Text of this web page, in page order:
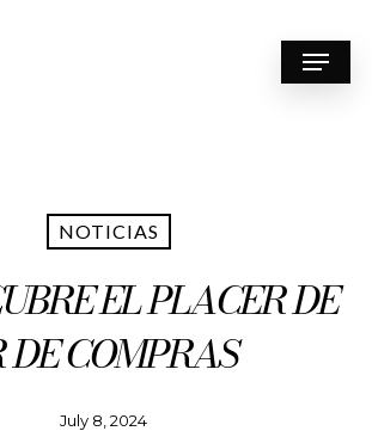
Menu
NOTICIAS
EL PLACER DE
DE COMPRAS
July 8, 2024